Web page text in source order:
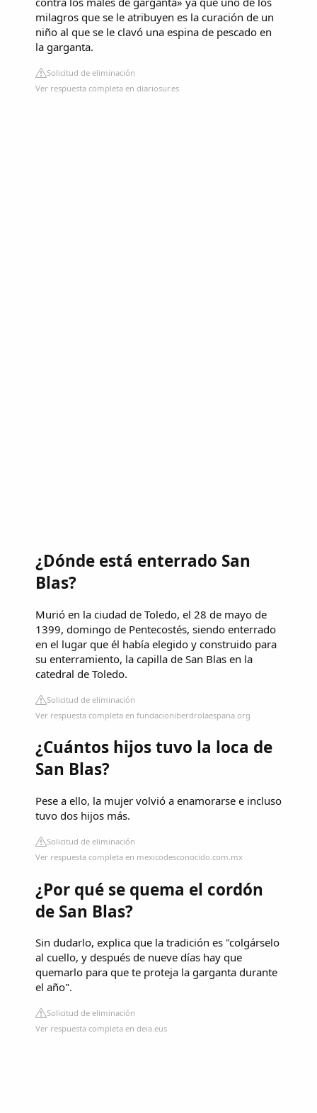
milagros que se le atribuyen es la curación de un
niño al que se le clavó una espina de pescado en
la garganta.
Solicitud de eliminación
Ver respuesta completa en diariosur.es
¿Dónde está enterrado San
Blas?
Murió en la ciudad de Toledo, el 28 de mayo de
1399, domingo de Pentecostés, siendo enterrado
en el lugar que él había elegido y construido para
su enterramiento, la capilla de San Blas en la
catedral de Toledo.
Solicitud de eliminación
Ver respuesta completa en fundacioniberdrolaespana.org
¿Cuántos hijos tuvo la loca de
San Blas?
Pese a ello, la mujer volvió a enamorarse e incluso
tuvo dos hijos más.
Solicitud de eliminación
Ver respuesta completa en mexicodesconocido.com.mx
¿Por qué se quema el cordón
de San Blas?
Sin dudarlo, explica que la tradición es "colgárselo
al cuello, y después de nueve días hay que
quemarlo para que te proteja la garganta durante
el año".
Solicitud de eliminación
Ver respuesta completa en deia.eus